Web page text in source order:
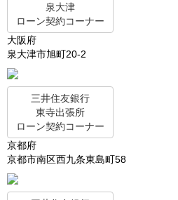
泉大津
ローン契約コーナー
大阪府
泉大津市旭町20-2
三井住友銀行
東寺出張所
ローン契約コーナー
京都府
京都市南区西九条東島町58